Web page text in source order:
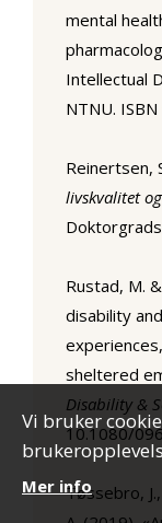
mental
Intellectual
NTNU.
Reinertsen,
livskvalitet
Rustad, M.
disability
sheltered
Disability &
10.1080/
Tøssebro,
Vi bruker
Mer info